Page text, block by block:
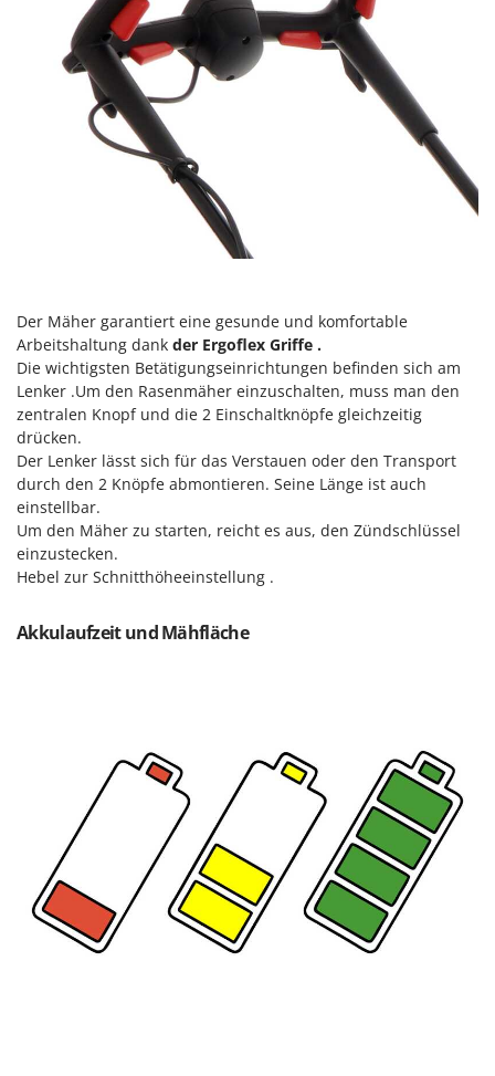
Spiralmac
Spring Protezione
Spyro
Stanley
Stiga
TecnoGen
Tellarini Pompe
Telwin
Tenco
Tineco
Titania
Tornado
Tre Spade
Trev - Abrek - TecnoVIR
Troy-Bilt
Verdemax
Vesco
Volpi
W
Waldner
Der Mäher garantiert eine gesunde und komfortable
Arbeitshaltung dank der Ergoflex Griffe .
Die wichtigsten Betätigungseinrichtungen befinden sich am
Lenker .Um den Rasenmäher einzuschalten, muss man den
zentralen Knopf und die 2 Einschaltknöpfe gleichzeitig
drücken.
Der Lenker lässt sich für das Verstauen oder den Transport
durch den 2 Knöpfe abmontieren. Seine Länge ist auch
einstellbar.
Um den Mäher zu starten, reicht es aus, den Zündschlüssel
einzustecken.
Hebel zur Schnitthöheeinstellung .
Akkulaufzeit und Mähfläche